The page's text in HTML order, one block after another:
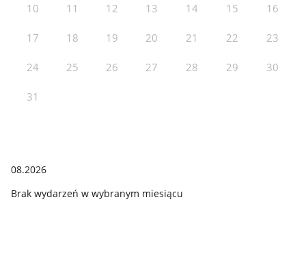
10 11 12 13 14 15 16
17 18 19 20 21 22 23
24 25 26 27 28 29 30
31
08.2026
Brak wydarzeń w wybranym miesiącu